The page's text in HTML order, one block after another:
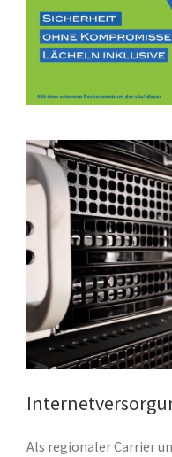
Als regionaler Carrier